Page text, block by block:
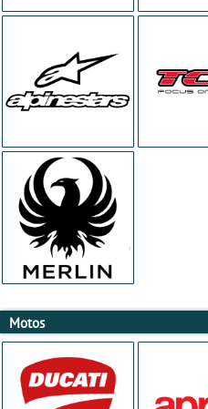
Motos